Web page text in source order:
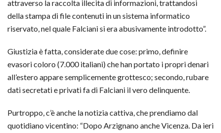
attraverso la raccolta illecita di informazioni, trattandosi
della stampa di file contenuti in un sistema informatico
riservato, nel quale Falciani si era abusivamente introdotto”.
Giustizia è fatta, considerate due cose: primo, definire
evasori coloro (7.000 italiani) che han portato i propri denari
all’estero appare semplicemente grottesco; secondo, rubare
dati secretati e privati fa di Falciani il vero delinquente.
Purtroppo, c’è anche la notizia cattiva, che prendiamo dal
quotidiano vicentino: “Dopo Arzignano anche Vicenza. Da ieri